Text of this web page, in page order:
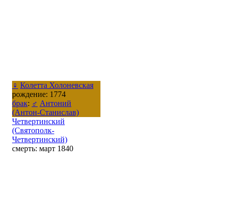
♀ Колетта Холоневская
рождение: 1774
брак: ♂ Антоний
(Антон-Станислав)
Четвертинский
(Святополк-
Четвертинский)
смерть: март 1840